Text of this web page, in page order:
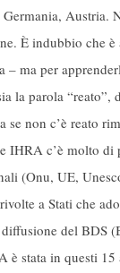
Austria.
È indubbio che
ma per
la parola
se non c’è reato
c’è molto di
(Onu, UE,
a Stati che
del
stata in questi